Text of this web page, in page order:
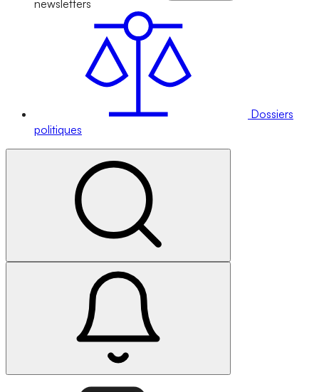
newsletters
Dossiers
politiques